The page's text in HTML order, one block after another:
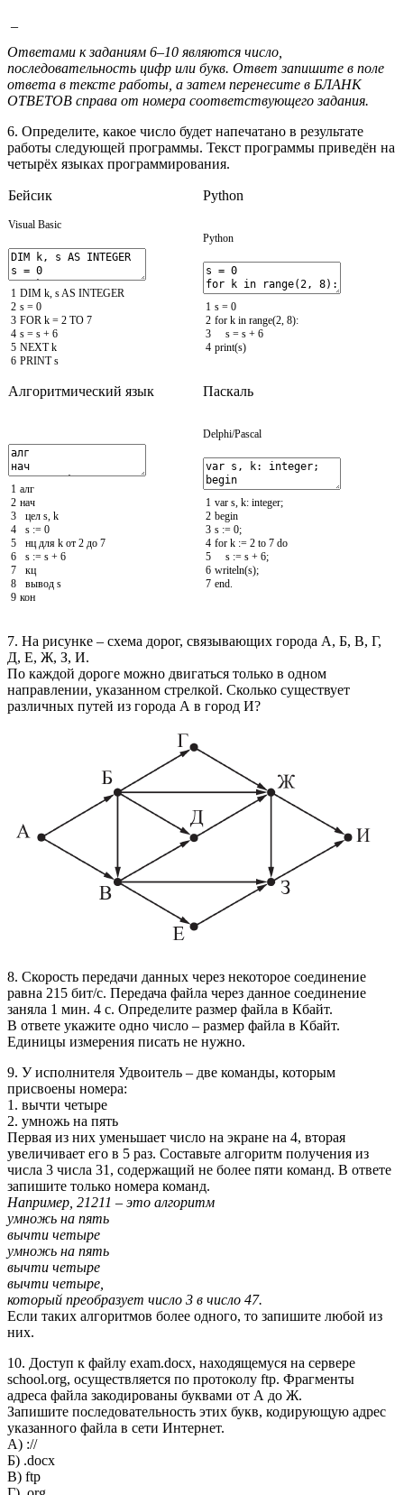
Ответами к заданиям 6–10 являются число,
последовательность цифр или букв. Ответ запишите в поле
ответа в тексте работы, а затем перенесите в БЛАНК
ОТВЕТОВ справа от номера соответствующегозадания.
6. Определите, какое число будет напечатано в результате
работы следующей программы. Текст программы приведён на
четырёх языках программирования.
Бейсик Python
Visual Basic
1
2
3
4
5
6
DIM k, sAS INTEGER
s = 0
FOR k = 2 TO 7
s = s + 6
NEXT k
PRINT s
Python
1
2
3
4
s = 0
for k in range(2, 8):
s = s + 6
print(s)
Алгоритмический язык Паскаль
1
2
3
4
5
6
7
8
9
алг
нач
цел s, k
s := 0
нц для k от 2 до 7
s := s + 6
кц
вывод s
кон
Delphi/Pascal
1
2
3
4
5
6
7
var s, k: integer;
begin
s := 0;
for k := 2 to 7 do
s := s + 6;
writeln(s);
end.
7. На рисунке – схема дорог, связывающих города А, Б, В, Г,
Д, Е, Ж, З, И.
По каждой дороге можно двигаться только в одном
направлении, указанном стрелкой. Сколько существует
различных путей из города А в город И?
8. Скорость передачи данных через некоторое соединение
равна 215 бит/c. Передача файла через данное соединение
заняла 1 мин. 4 с. Определите размер файла в Кбайт.
В ответе укажите одно число – размер файла в Кбайт.
Единицы измерения писать не нужно.
9. У исполнителя Удвоитель – две команды, которым
присвоены номера:
1. вычти четыре
2. умножь на пять
Первая из них уменьшает число на экране на 4, вторая
увеличивает его в 5 раз. Составьте алгоритм получения из
числа 3 числа 31, содержащий не более пяти команд. В ответе
запишите только номера команд.
Например, 21211 – это алгоритм
умножь на пять
вычти четыре
умножь на пять
вычти четыре
вычти четыре,
который преобразует число 3 в число 47.
Если таких алгоритмов более одного, то запишите любой из
них.
10. Доступ к файлу exam.docx, находящемуся на сервере
school.org, осуществляется по протоколу ftp. Фрагменты
адреса файла закодированы буквами от А до Ж.
Запишите последовательность этих букв, кодирующую адрес
указанного файла в сети Интернет.
А) ://
Б) .docx
В) ftp